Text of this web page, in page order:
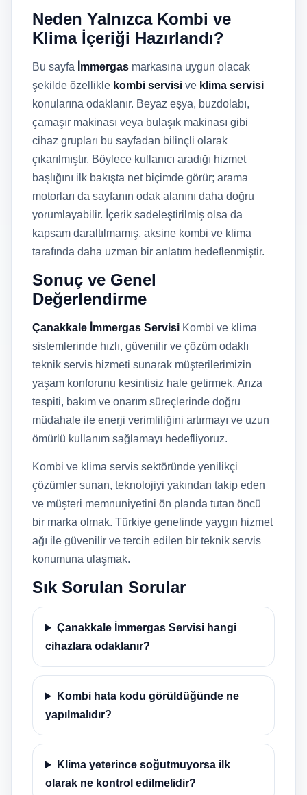
Neden Yalnızca Kombi ve
Klima İçeriği Hazırlandı?
Bu sayfa İmmergas markasına uygun olacak
şekilde özellikle kombi servisi ve klima servisi
konularına odaklanır. Beyaz eşya, buzdolabı,
çamaşır makinası veya bulaşık makinası gibi
cihaz grupları bu sayfadan bilinçli olarak
çıkarılmıştır. Böylece kullanıcı aradığı hizmet
başlığını ilk bakışta net biçimde görür; arama
motorları da sayfanın odak alanını daha doğru
yorumlayabilir. İçerik sadeleştirilmiş olsa da
kapsam daraltılmamış, aksine kombi ve klima
tarafında daha uzman bir anlatım hedeflenmiştir.
Sonuç ve Genel
Değerlendirme
Çanakkale İmmergas Servisi Kombi ve klima
sistemlerinde hızlı, güvenilir ve çözüm odaklı
teknik servis hizmeti sunarak müşterilerimizin
yaşam konforunu kesintisiz hale getirmek. Arıza
tespiti, bakım ve onarım süreçlerinde doğru
müdahale ile enerji verimliliğini artırmayı ve uzun
ömürlü kullanım sağlamayı hedefliyoruz.
Kombi ve klima servis sektöründe yenilikçi
çözümler sunan, teknolojiyi yakından takip eden
ve müşteri memnuniyetini ön planda tutan öncü
bir marka olmak. Türkiye genelinde yaygın hizmet
ağı ile güvenilir ve tercih edilen bir teknik servis
konumuna ulaşmak.
Sık Sorulan Sorular
Çanakkale İmmergas Servisi hangi
cihazlara odaklanır?
Kombi hata kodu görüldüğünde ne
yapılmalıdır?
Klima yeterince soğutmuyorsa ilk
olarak ne kontrol edilmelidir?